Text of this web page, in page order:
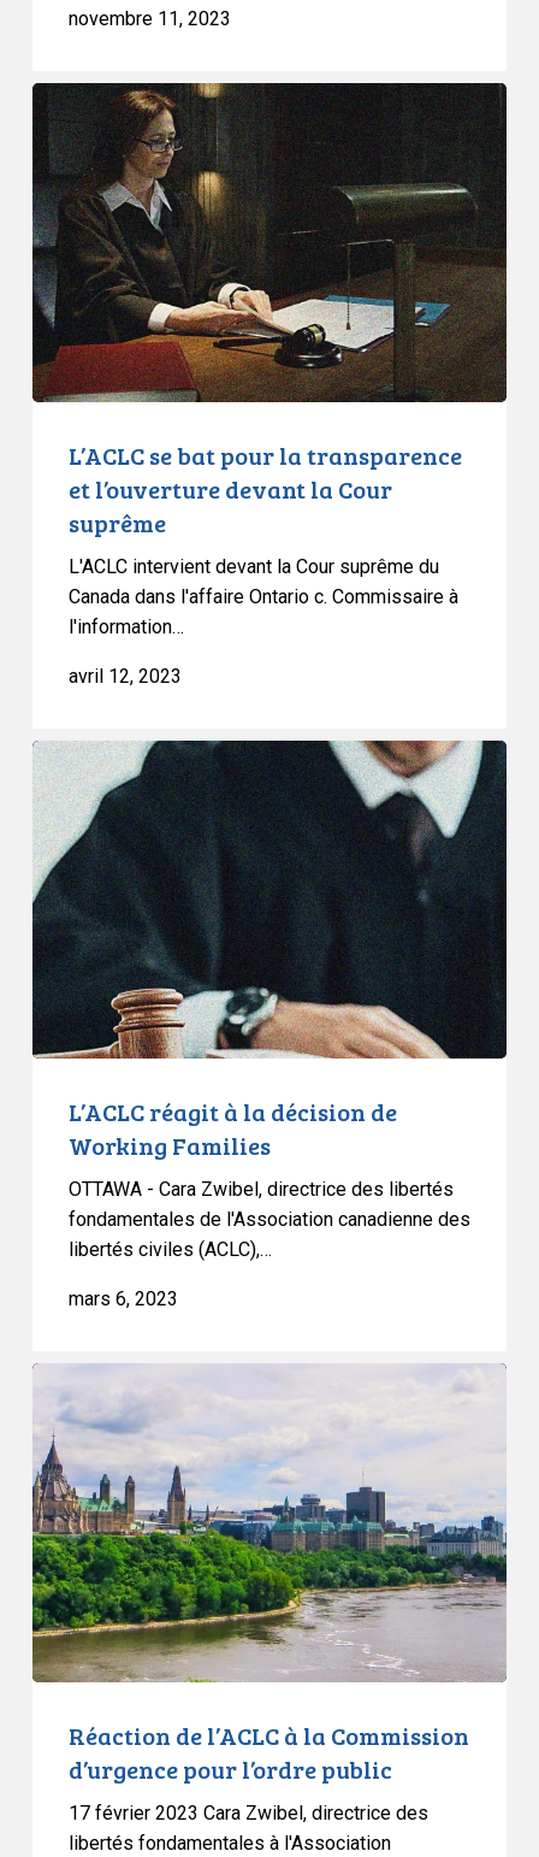
novembre 11, 2023
L’ACLC
se
bat
pour
la
transparence
et
l’ouverture
devant
la
Cour
L’ACLC se bat pour la transparence
et l’ouverture devant la Cour
suprême
L'ACLC intervient devant la Cour suprême du
Canada dans l'affaire Ontario c. Commissaire à
l'information…
avril 12, 2023
L’ACLC
réagit
à
la
décision
de
Working
Families
L’ACLC réagit à la décision de
Working Families
OTTAWA - Cara Zwibel, directrice des libertés
fondamentales de l'Association canadienne des
libertés civiles (ACLC),…
mars 6, 2023
l’ACLC
à
la
Commission
d’urgence
pour
l’ordre
public
Réaction de l’ACLC à la Commission
d’urgence pour l’ordre public
17 février 2023 Cara Zwibel, directrice des
libertés fondamentales à l'Association